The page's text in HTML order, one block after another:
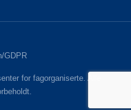
for fagorganiserte. Alle
GDPR